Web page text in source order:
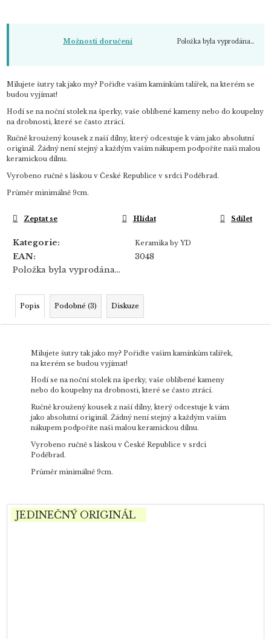
Možnosti doručení Položka byla vyprodána…
Milujete šutry tak jako my? Pořiďte vašim kamínkům talířek, na kterém se
budou vyjímat!
Hodí se na noční stolek na šperky, vaše oblíbené kameny nebo do koupelny
na drobnosti, které se často ztrácí.
Ručně kroužený kousek z naší dílny, který odcestuje k vám jako absolutní
originál. Žádný není stejný a každým vaším nákupem podpoříte naši malou
keramickou dílnu.
Vyrobeno ručně s láskou v České Republice v srdci Poděbrad.
Průměr minimálně 9cm.
Kategorie: Keramika by YD
EAN:
3048
Položka byla vyprodána…
Zeptat se Hlídat Sdílet
Popis Podobné (3) Diskuze
Milujete šutry tak jako my? Pořiďte vašim kamínkům talířek,
na kterém se budou vyjímat!
Hodí se na noční stolek na šperky, vaše oblíbené kameny
nebo do koupelny na drobnosti, které se často ztrácí.
Ručně kroužený kousek z naší dílny, který odcestuje k vám
jako absolutní originál. Žádný není stejný a každým vaším
nákupem podpoříte naši malou keramickou dílnu.
Vyrobeno ručně s láskou v České Republice v srdci
Poděbrad.
Průměr minimálně 9cm.
JEDINEČNÝ ORIGINÁL